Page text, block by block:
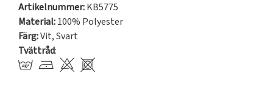
Artikelnummer:KB5775
Material:100% Polyester
Färg:Vit,Svart
Tvättråd: